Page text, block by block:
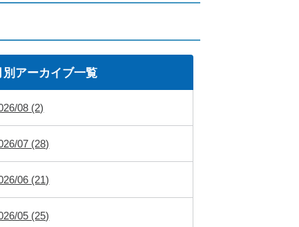
別アーカイブ一覧
08 (2)
07 (28)
06 (21)
05 (25)